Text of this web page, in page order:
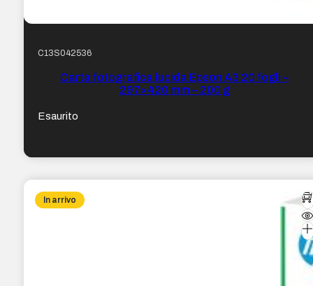
C13S042536
Carta fotografica lucida Epson A3 20 fogli –
297×420 mm – 200 g
Esaurito
In arrivo